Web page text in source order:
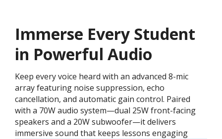
Immerse Every Student
in Powerful Audio
Keep every voice heard with an advanced 8-mic
array featuring noise suppression, echo
cancellation, and automatic gain control. Paired
with a 70W audio system—dual 25W front-facing
speakers and a 20W subwoofer—it delivers
immersive sound that keeps lessons engaging